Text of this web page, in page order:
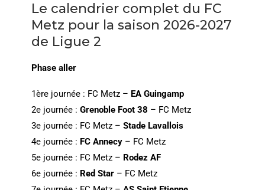
Le calendrier complet du FC
Metz pour la saison 2026-2027
de Ligue 2
Phase aller
1ère journée : FC Metz – EA Guingamp
2e journée : Grenoble Foot 38 – FC Metz
3e journée : FC Metz – Stade Lavallois
4e journée : FC Annecy– FC Metz
5e journée : FC Metz – Rodez AF
6e journée : Red Star– FC Metz